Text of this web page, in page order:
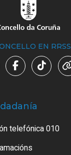
EN RRSS
telefónica 010